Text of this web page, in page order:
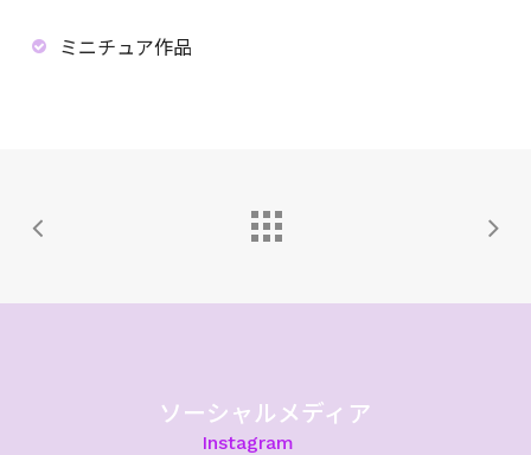
ミニチュア作品
ソーシャルメディア
Instagram